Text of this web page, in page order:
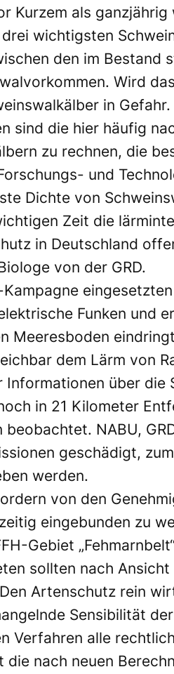
Kurzem als
wichtigsten
den im Bestand
Wird
in Gefahr.
sind die hier häufig
zu rechnen, die
und
Dichte von
Zeit die
in Deutschland
von der GRD.
Funken und
Meeresboden
dem Lärm von
Informationen über
in 21 Kilometer
beobachtet. NABU,
geschädigt,
werden.
von den
eingebunden zu
Gebiet
sollten nach
Artenschutz rein
Sensibilität
Verfahren alle
die nach neuen